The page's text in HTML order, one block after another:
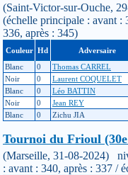
(Saint-Victor-sur-Ouche,
(échelle principale : avant :
336, après : 345)
Couleur Hd Adversaire
Blanc
0 Thomas CARREL
Noir
0 Laurent COQUELET
Blanc
0 Léo BATTIN
Noir
0 Jean REY
Blanc
0 Zichu JIA
Tournoi du Frioul
(Marseille, 31-08-2024)
: avant : 340, après : 337 /